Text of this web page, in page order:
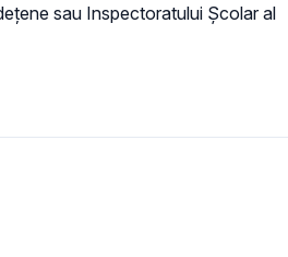
sau Inspectoratului Școlar al